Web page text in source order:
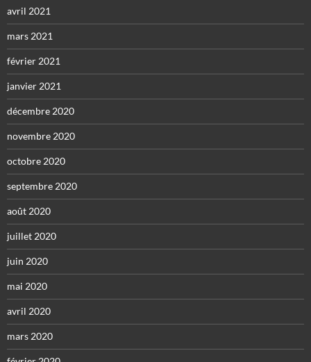
avril 2021
mars 2021
février 2021
janvier 2021
décembre 2020
novembre 2020
octobre 2020
septembre 2020
août 2020
juillet 2020
juin 2020
mai 2020
avril 2020
mars 2020